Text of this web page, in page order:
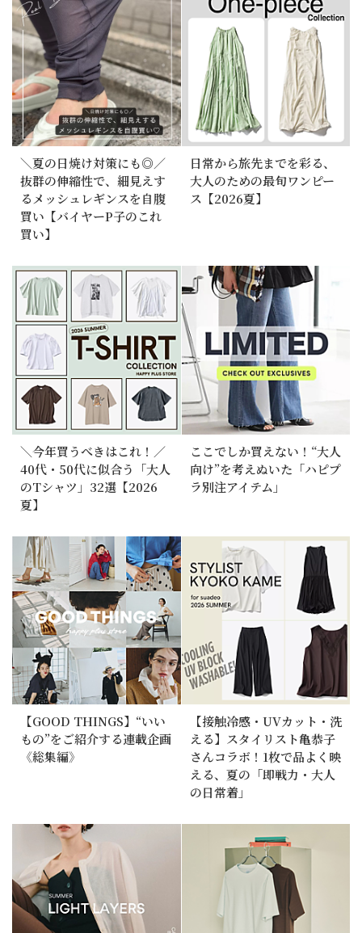
＼夏の日焼け対策にも◎／
抜群の伸縮性で、細見えす
るメッシュレギンスを自腹
買い【バイヤーP子のこれ
買い】
日常から旅先までを彩る、
大人のための最旬ワンピー
ス【2026夏】
＼今年買うべきはこれ！／
40代・50代に似合う「大人
のTシャツ」32選【2026
夏】
ここでしか買えない！“大人
向け”を考えぬいた「ハピプ
ラ別注アイテム」
【GOOD THINGS】“いい
もの”をご紹介する連載企画
《総集編》
【接触冷感・UVカット・洗
える】スタイリスト亀恭子
さんコラボ！1枚で品よく映
える、夏の「即戦力・大人
の日常着」